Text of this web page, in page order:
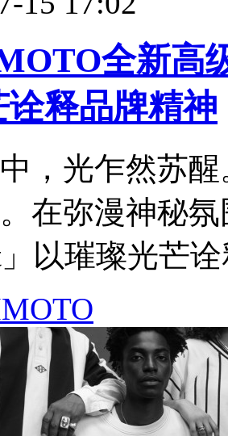
全新高
诠释品牌精神
，光乍然苏
在弥漫神秘
」以璀璨光芒